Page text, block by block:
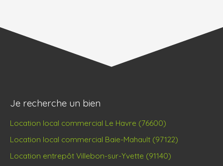
Je recherche un bien
Location local commercial Le Havre (76600)
Location local commercial Baie-Mahault (97122)
Location entrepôt Villebon-sur-Yvette (91140)